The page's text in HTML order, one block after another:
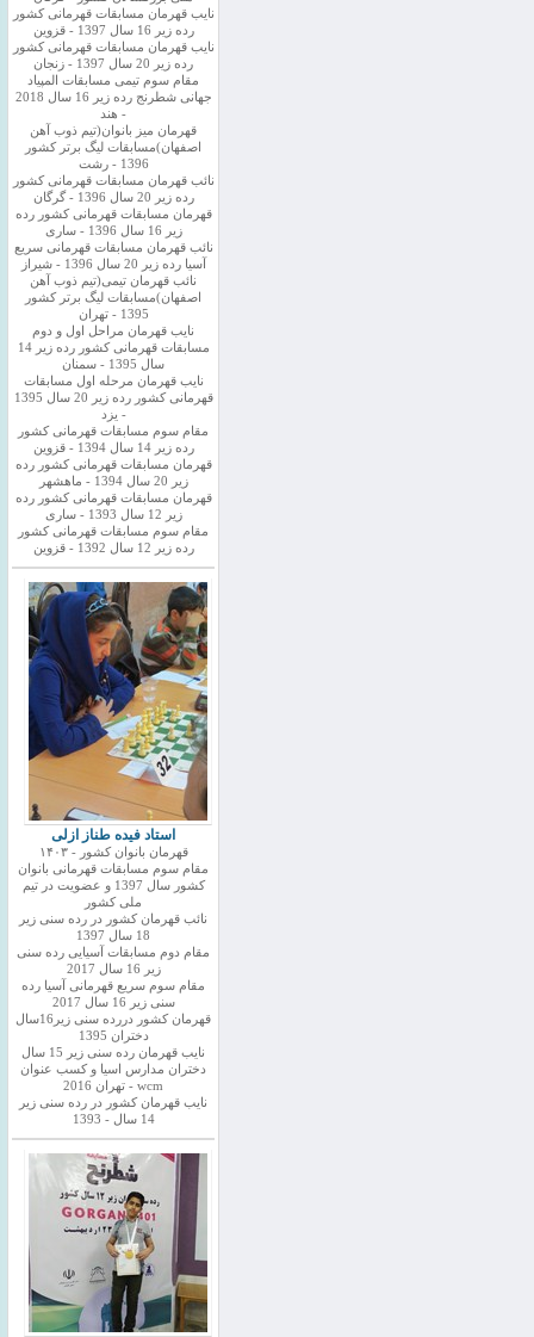
نایب قهرمان مسابقات قهرمانی کشور
رده زیر 16 سال 1397 - قزوین
نایب قهرمان مسابقات قهرمانی کشور
رده زیر 20 سال 1397 - زنجان
مقام سوم تیمی مسابقات المپیاد
جهانی شطرنج رده زیر 16 سال 2018
- هند
قهرمان میز بانوان(تیم ذوب آهن
اصفهان)مسابقات لیگ برتر کشور
1396 - رشت
نائب قهرمان مسابقات قهرمانی کشور
رده زیر 20 سال 1396 - گرگان
قهرمان مسابقات قهرمانی کشور رده
زیر 16 سال 1396 - ساری
نائب قهرمان مسابقات قهرمانی سریع
آسیا رده زیر 20 سال 1396 - شیراز
نائب قهرمان تیمی(تیم ذوب آهن
اصفهان)مسابقات لیگ برتر کشور
1395 - تهران
نایب قهرمان مراحل اول و دوم
مسابقات قهرمانی کشور رده زیر 14
سال 1395 - سمنان
نایب قهرمان مرحله اول مسابقات
قهرمانی کشور رده زیر 20 سال 1395
- یزد
مقام سوم مسابقات قهرمانی کشور
رده زیر 14 سال 1394 - قزوین
قهرمان مسابقات قهرمانی کشور رده
زیر 20 سال 1394 - ماهشهر
قهرمان مسابقات قهرمانی کشور رده
زیر 12 سال 1393 - ساری
مقام سوم مسابقات قهرمانی کشور
رده زیر 12 سال 1392 - قزوین
استاد فیده طناز ازلی
قهرمان بانوان کشور - ۱۴۰۳
مقام سوم مسابقات قهرمانی بانوان
کشور سال 1397 و عضویت در تیم
ملی کشور
نائب قهرمان کشور در رده سنی زیر
18 سال 1397
مقام دوم مسابقات آسیایی رده سنی
زیر 16 سال 2017
مقام سوم سریع قهرمانی آسیا رده
سنی زیر 16 سال 2017
قهرمان کشور دررده سنی زیر16سال
دختران 1395
نایب قهرمان رده سنی زیر 15 سال
دختران مدارس اسیا و کسب عنوان
wcm - تهران 2016
نایب قهرمان کشور در رده سنی زیر
14 سال - 1393